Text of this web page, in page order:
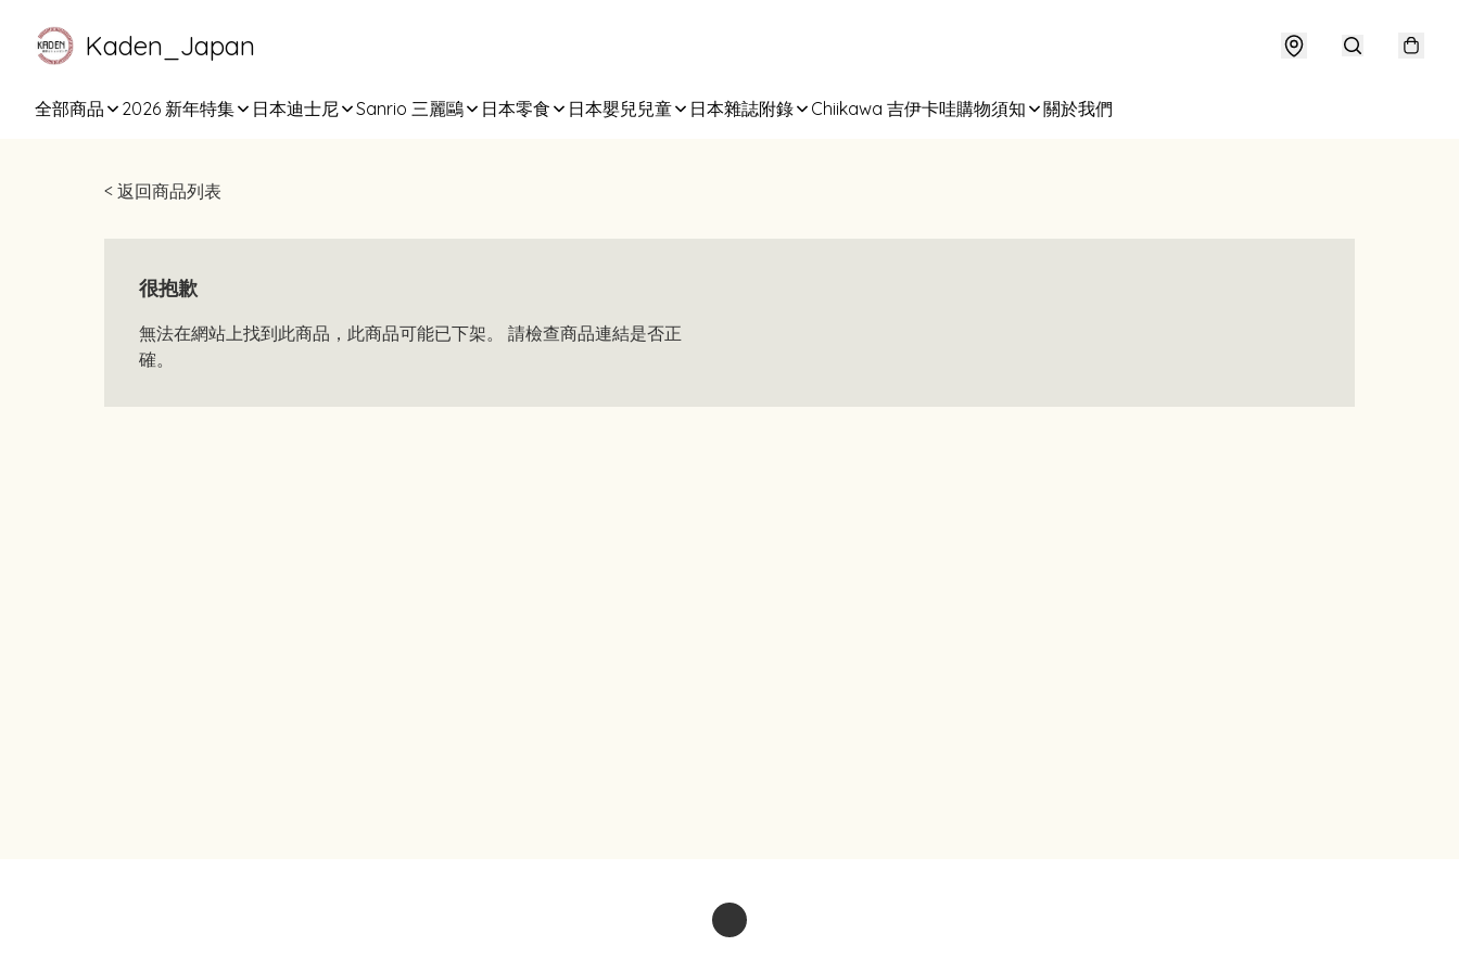
Kaden_Japan
全部商品 2026 新年特集 日本迪士尼 Sanrio 三麗鷗 日本零食 日本嬰兒兒童 日本雜誌附錄 Chiikawa 吉伊卡哇購物須知 關於我們
< 返回商品列表
很抱歉
無法在網站上找到此商品，此商品可能已下架。 請檢查商品連結是否正
確。